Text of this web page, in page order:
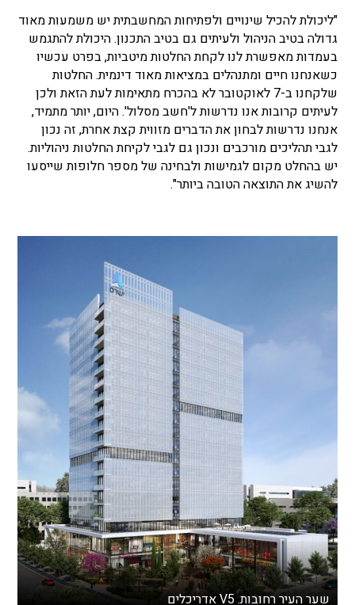
"ליכולת להכיל שינויים ולפתיחות המחשבתית יש משמעות מאוד
גדולה בטיב הניהול ולעיתים גם בטיב התכנון. היכולת להתגמש
בעמדות מאפשרת לנו לקחת החלטות מיטביות, בפרט עכשיו
כשאנחנו חיים ומתנהלים במציאות מאוד דינמית. החלטות
שלקחנו ב-7 לאוקטובר לא בהכרח מתאימות לעת הזאת ולכן
לעיתים קרובות אנו נדרשות ל'חשב מסלול'. היום, יותר מתמיד,
אנחנו נדרשות לבחון את הדברים מזווית קצת אחרת, זה נכון
לגבי תהליכים מורכבים ונכון גם לגבי לקיחת החלטות ניהוליות.
יש בהחלט מקום לגמישות ולבחינה של מספר חלופות שייסעו
להשיג את התוצאה הטובה ביותר".
שער העיר רחובות. V5 אדריכלים